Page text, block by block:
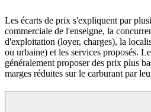
Les écarts de prix s'expliquent par
commerciale de l'enseigne, la
d'exploitation (loyer, charges), la
ou urbaine) et les services proposés.
généralement proposer des prix plus
marges réduites sur le carburant par